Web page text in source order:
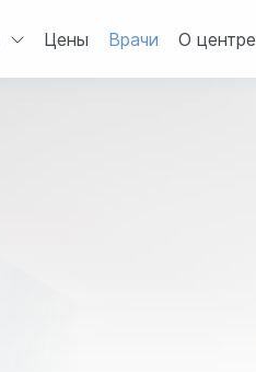
Цены Врачи О центре